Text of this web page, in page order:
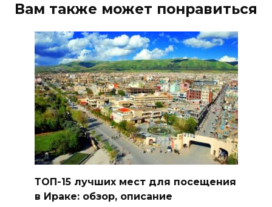
Вам также может понравиться
ТОП-15 лучших мест для посещения
в Ираке: обзор, описание